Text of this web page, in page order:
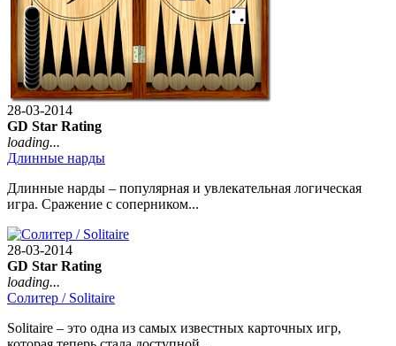
28-03-2014
GD Star Rating
loading...
Длинные нарды
Длинные нарды – популярная и увлекательная логическая
игра. Сражение с соперником...
28-03-2014
GD Star Rating
loading...
Солитер / Solitaire
Solitaire – это одна из самых известных карточных игр,